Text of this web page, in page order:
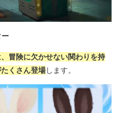
冒険に欠かせない関わりを持
くさん登場します。